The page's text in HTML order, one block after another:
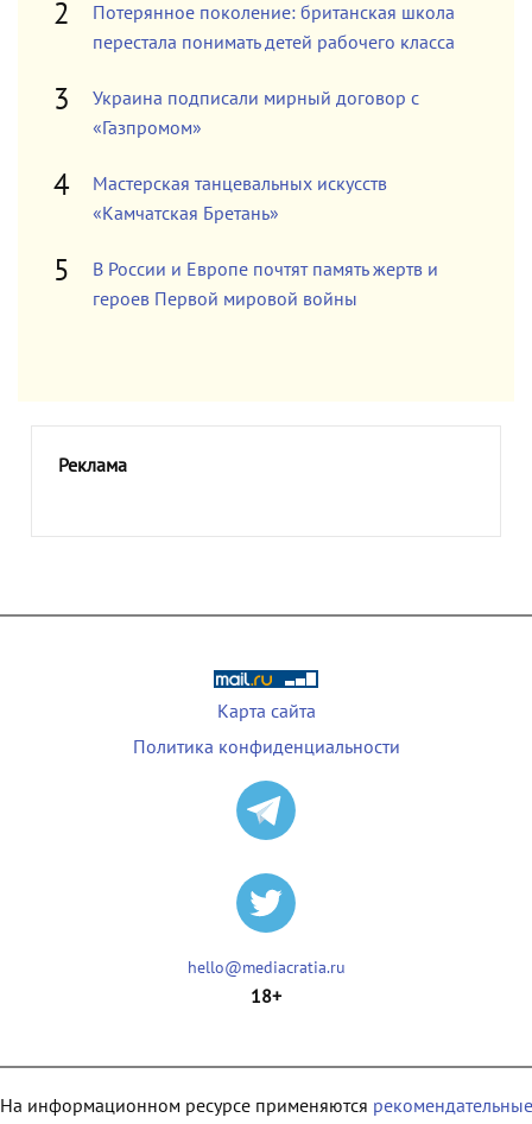
Потерянное поколение: британская школа
перестала понимать детей рабочего класса
Украина подписали мирный договор с
«Газпромом»
Мастерская танцевальных искусств
«Камчатская Бретань»
В России и Европе почтят память жертв и
героев Первой мировой войны
Реклама
Карта сайта
Политика конфиденциальности
hello@mediacratia.ru
18+
На информационном ресурсе применяются рекомендательные